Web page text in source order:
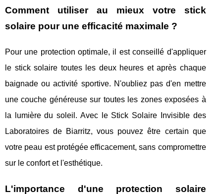
Comment utiliser au mieux votre stick
solaire pour une efficacité maximale ?
Pour une protection optimale, il est conseillé d'appliquer
le stick solaire toutes les deux heures et après chaque
baignade ou activité sportive. N'oubliez pas d'en mettre
une couche généreuse sur toutes les zones exposées à
la lumière du soleil. Avec le Stick Solaire Invisible des
Laboratoires de Biarritz, vous pouvez être certain que
votre peau est protégée efficacement, sans compromettre
sur le confort et l'esthétique.
L'importance d'une protection solaire